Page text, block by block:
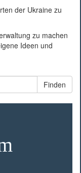
der Ukraine zu
zu machen
Ideen und
Finden